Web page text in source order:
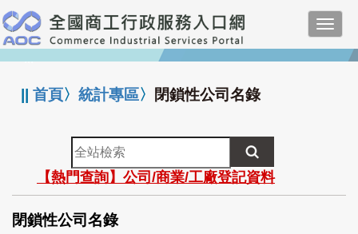
跳
到
主
要
:::
||首頁〉統計專區〉 閉鎖性公司名錄
全
站
檢
索
【熱門查詢】公司/商業/工廠登記資料
閉鎖性公司名錄